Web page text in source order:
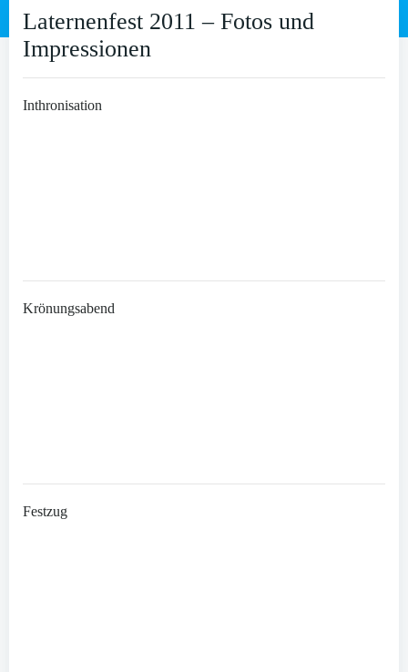
Laternenfest 2011 – Fotos und
Impressionen
Inthronisation
Krönungsabend
Festzug